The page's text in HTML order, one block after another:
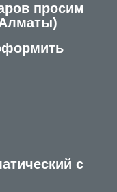
просим
с